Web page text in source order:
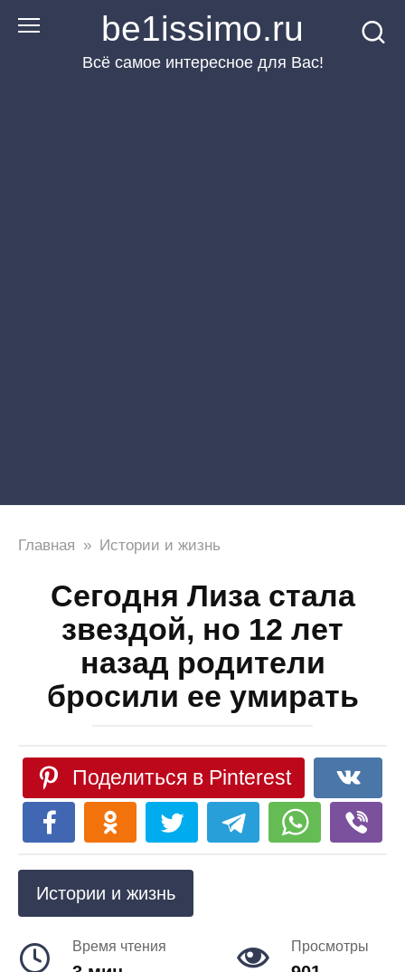
Перейти
be1issimo.ru
Всё самое интересное для Вас!
Главная » Истории и жизнь
Сегодня Лиза стала
звездой, но 12 лет
назад родители
бросили ее умирать
Поделиться в Pinterest
Истории и жизнь
Время чтения Просмотры